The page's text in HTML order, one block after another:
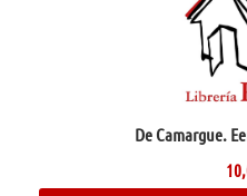
De Camargue.